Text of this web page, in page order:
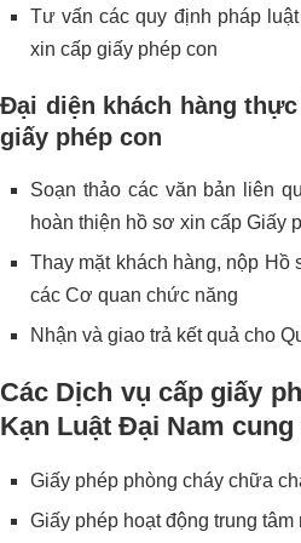
Tư vấn các quy định pháp
xin cấp giấy phép con
Đại diện khách hàng
giấy phép con
Soạn thảo các văn bản liên
hoàn thiện hồ sơ xin cấp Giấy
Thay mặt khách hàng, nộp Hồ
các Cơ quan chức năng
Nhận và giao trả kết quả cho
Các Dịch vụ cấp giấy
Kạn Luật Đại Nam cung
Giấy phép phòng cháy chữa
Giấy phép hoạt động trung